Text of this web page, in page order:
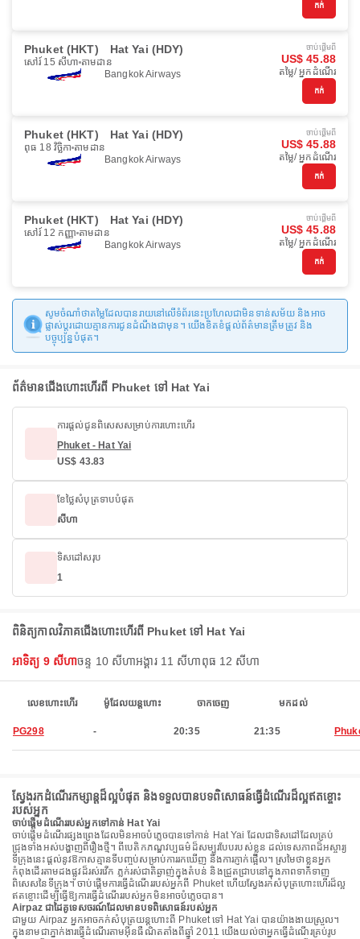
កក់
Phuket (HKT) Hat Yai (HDY)
សៅរ៍ 15 សីហា តាមដាន
Bangkok Airways
ចាប់ផ្ដើមពី
US$ 45.88
តម្លៃ/ អ្នកដំណើរ
កក់
Phuket (HKT) Hat Yai (HDY)
ពុធ 18 វិច្ឆិកា តាមដាន
Bangkok Airways
ចាប់ផ្ដើមពី
US$ 45.88
តម្លៃ/ អ្នកដំណើរ
កក់
Phuket (HKT) Hat Yai (HDY)
សៅរ៍ 12 កញ្ញា តាមដាន
Bangkok Airways
ចាប់ផ្ដើមពី
US$ 45.88
តម្លៃ/ អ្នកដំណើរ
កក់
សូមចំណាំថាតម្លៃដែលបានរាយនៅលើទំព័រនេះប្រហែលជាមិនទាន់សម័យ និងអាច
ផ្លាស់ប្តូរដោយគ្មានការជូនដំណឹងជាមុន។ យើងខិតខំផ្តល់ព័ត៌មានត្រឹមត្រូវ និង
បច្ចុប្បន្នបំផុត។
ព័ត៌មានជើងហោះហើរពី Phuket ទៅ Hat Yai
ការផ្តល់ជូនពិសេសសម្រាប់ការហោះហើរ
Phuket - Hat Yai
US$ 43.83
ខែថ្លៃសំបុត្រទាបបំផុត
សីហា
ទិសដៅសរុប
1
ពិនិត្យកាលវិភាគជើងហោះហើរពី Phuket ទៅ Hat Yai
អាទិត្យ 9 សីហាចន្ទ 10 សីហាអង្គារ 11 សីហាពុធ 12 សីហា
លេខហោះហើរ ម៉ូដែលយន្តហោះ ចាកចេញ មកដល់
PG298 - 20:35 21:35
ស្វែងរកដំណើរកម្សាន្តដ៏ល្អបំផុត និងទទួលបានបទពិសោធន៍ធ្វើដំណើរដ៏ល្អឥតខ្ចោះ
របស់អ្នក
ចាប់ផ្តើមដំណើររបស់អ្នកទៅកាន់ Hat Yai
ចាប់ផ្តើមដំណើរផ្សងព្រេងដែលមិនអាចបំភ្លេចបានទៅកាន់ Hat Yai ដែលជាទិសដៅដែលគ្រប់
ជ្រុងទាំងអស់បង្ហាញពីរឿងថ្មី។ ពីបេតិកភណ្ឌវប្បធម៌ដ៏សម្បូរបែបរបស់ខ្លួន ដល់ទេសភាពដ៏អស្ចារ្យ
ទីក្រុងនេះផ្តល់នូវឱកាសគ្មានទីបញ្ចប់សម្រាប់ការរកឃើញ និងការភ្ញាក់ផ្អើល។ ស្រមៃថាខ្លួនអ្នក
កំពុងដើរតាមដងផ្លូវដ៏រស់រវើក ភ្លក់រស់ជាតិឆ្ងាញ់ក្នុងតំបន់ និងជ្រួតជ្រាបនៅក្នុងភាពទាក់ទាញ
ពិសេសនៃទីក្រុង។ ចាប់ផ្តើមការធ្វើដំណើររបស់អ្នកពី Phuket ហើយស្វែងរកសំបុត្រហោះហើរដ៏ល្អ
ឥតខ្ចោះដើម្បីធ្វើឱ្យការធ្វើដំណើររបស់អ្នកមិនអាចបំភ្លេចបាន។
Airpaz ជាដៃគូទេសចរណ៍ដែលមានបទពិសោធន៍របស់អ្នក
ជាមួយ Airpaz អ្នកអាចកក់សំបុត្រយន្តហោះពី Phuket ទៅ Hat Yai បានយ៉ាងងាយស្រួល។
ក្នុងនាមជាភ្នាក់ងារធ្វើដំណើរតាមអ៊ីនធឺណិតតាំងពីឆ្នាំ 2011 យើងយល់ថាអ្នកធ្វើដំណើរគ្រប់រូប